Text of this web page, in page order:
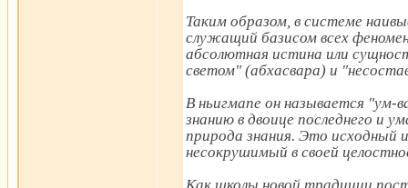
Таким образом, в системе
служащий базисом всех
абсолютная истина или
светом" (абхасвара) и
В ньигмапе он называется
знанию в двоице последнего и
природа знания. Это исходный
несокрушимый в своей